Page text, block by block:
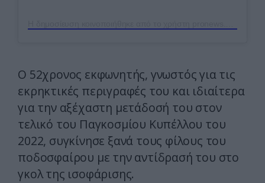
Ο 52χρονος εκφωνητής, γνωστός για τις
εκρηκτικές περιγραφές του και ιδιαίτερα
για την αξέχαστη μετάδοσή του στον
τελικό του Παγκοσμίου Κυπέλλου του
2022, συγκίνησε ξανά τους φίλους του
ποδοσφαίρου με την αντίδρασή του στο
γκολ της ισοφάρισης.